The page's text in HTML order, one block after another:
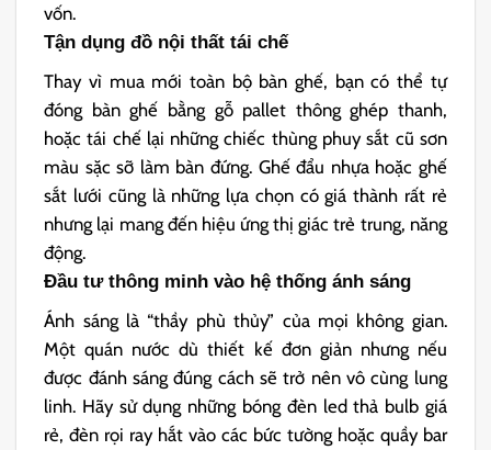
vốn.
Tận dụng đồ nội thất tái chế
Thay vì mua mới toàn bộ bàn ghế, bạn có thể tự
đóng bàn ghế bằng gỗ pallet thông ghép thanh,
hoặc tái chế lại những chiếc thùng phuy sắt cũ sơn
màu sặc sỡ làm bàn đứng. Ghế đẩu nhựa hoặc ghế
sắt lưới cũng là những lựa chọn có giá thành rất rẻ
nhưng lại mang đến hiệu ứng thị giác trẻ trung, năng
động.
Đầu tư thông minh vào hệ thống ánh sáng
Ánh sáng là “thầy phù thủy” của mọi không gian.
Một quán nước dù thiết kế đơn giản nhưng nếu
được đánh sáng đúng cách sẽ trở nên vô cùng lung
linh. Hãy sử dụng những bóng đèn led thả bulb giá
rẻ, đèn rọi ray hắt vào các bức tường hoặc quầy bar